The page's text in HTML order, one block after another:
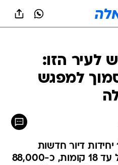
לעיר הזו:
בסמוך למפגש
התוכנית כוללת כ-1,500 יחידות דיור חדשות
שיוקמו במבני מגורים של עד 18 קומות, כ-88,000